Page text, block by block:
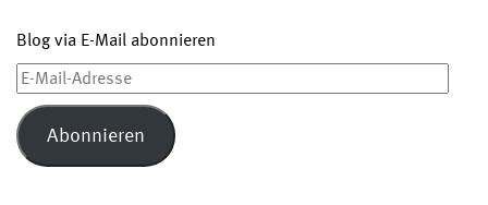
Blog via E-Mail abonnieren
E-
Mail-
Adresse
Abonnieren